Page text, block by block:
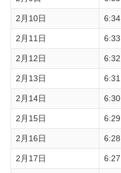
2月10日 6:34
2月11日 6:33
2月12日 6:32
2月13日 6:31
2月14日 6:30
2月15日 6:29
2月16日 6:28
2月17日 6:27